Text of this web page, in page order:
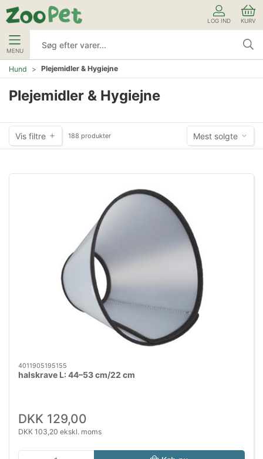
LOG IND KURV
MENU
Hund Plejemidler & Hygiejne
Plejemidler & Hygiejne
Vis filtre 188 produkter Mest solgte
4011905195155
halskrave L: 44–53 cm/22 cm
DKK 129,00
DKK 103,20 ekskl. moms